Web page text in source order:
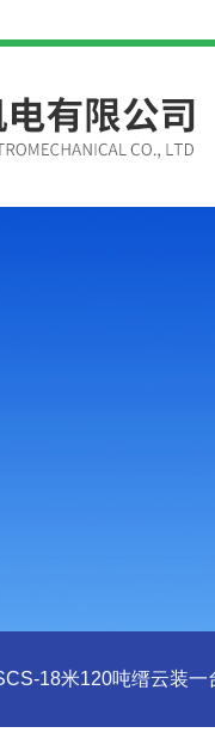
18米120吨缙云装